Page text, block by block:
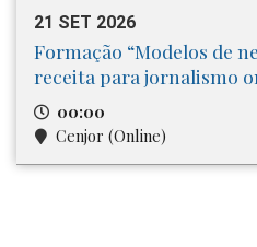
21 SET 2026
Formação “Modelos de
receita para jornalismo
00:00
Cenjor (Online)